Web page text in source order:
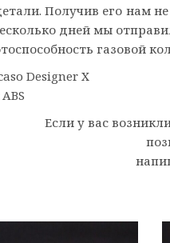
Получив его нам
дней мы
газовой
Designer X
Если у вас